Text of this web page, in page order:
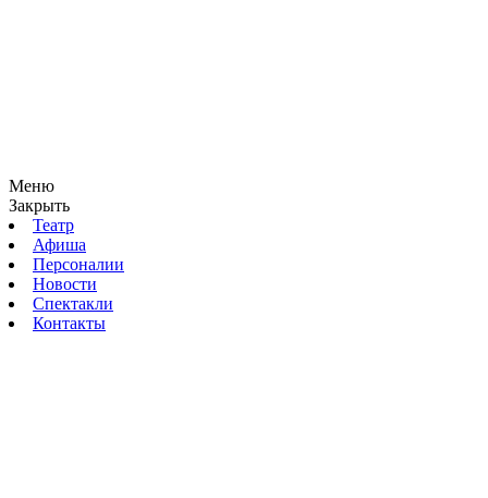
Меню
Закрыть
Театр
Афиша
Персоналии
Новости
Спектакли
Контакты